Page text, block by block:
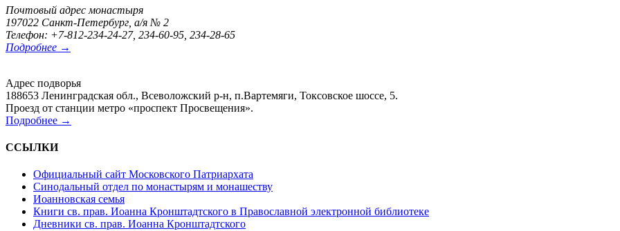
Почтовый адрес монастыря
197022 Санкт-Петербург, а/я № 2
Телефон: +7-812-234-24-27, 234-60-95, 234-28-65
Подробнее →
Адрес подворья
188653 Ленинградская обл., Всеволожский р-н, п.Вартемяги, Токсовское шоссе, 5.
Проезд от станции метро «проспект Просвещения».
Подробнее →
ССЫЛКИ
Официальный сайт Московского Патриархата
Синодальный отдел по монастырям и монашеству
Иоанновская семья
Книги св. прав. Иоанна Кронштадтского в Православной электронной библиотеке
Дневники св. прав. Иоанна Кронштадтского